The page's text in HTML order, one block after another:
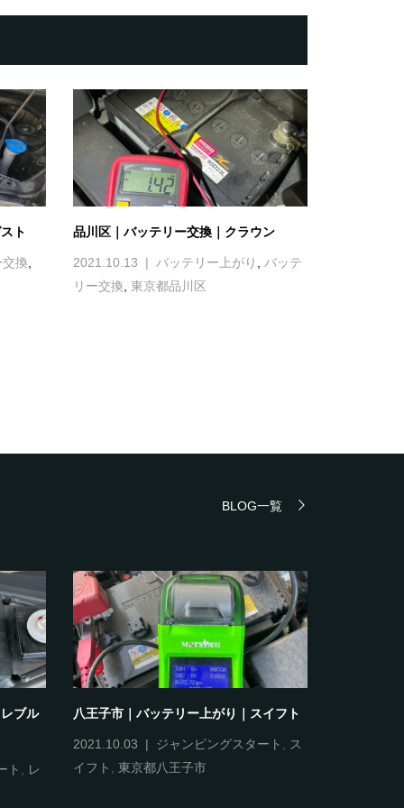
ト
換
品川区｜バッテリー交換｜クラウン
2021.10.13 バッテリー上がり
バッテ
リー交換 東京都品川区
BLOG一覧
ブル
ト
レ
八王子市｜バッテリー上がり｜スイフト
2021.10.03 ジャンピングスタート
ス
イフト
東京都八王子市